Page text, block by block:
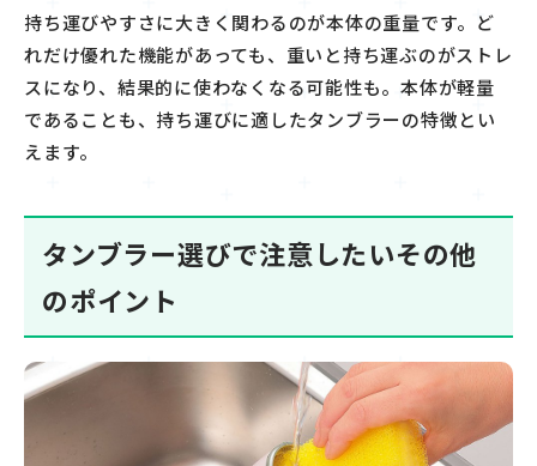
持ち運びやすさに大きく関わるのが本体の重量です。ど
れだけ優れた機能があっても、重いと持ち運ぶのがストレ
スになり、結果的に使わなくなる可能性も。 本体が軽量
であることも、持ち運びに適したタンブラーの特徴とい
えます。
タンブラー選びで注意したいその他
のポイント